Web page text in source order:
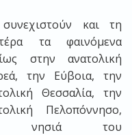
και τη
τα φαινόμενα
στην ανατολική
την Εύβοια, την
Θεσσαλία, την
Πελοπόννησο,
νησιά του